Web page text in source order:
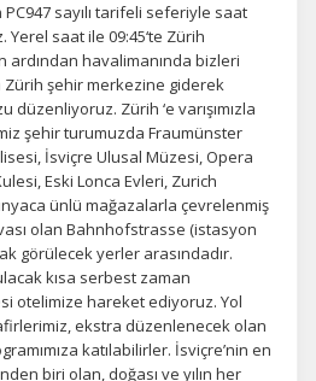
PC947 sayılı tarifeli seferiyle saat
Yerel saat ile 09:45‘te Zürih
ardından havalimanında bizleri
Zürih şehir merkezine giderek
Zürih ‘e varışımızla
şehir turumuzda Fraumünster
İsviçre Ulusal Müzesi, Opera
Eski Lonca Evleri, Zurich
ünlü mağazalarla çevrelenmiş
olan Bahnhofstrasse (istasyon
görülecek yerler arasındadır.
kısa serbest zaman
otelimize hareket ediyoruz. Yol
ekstra düzenlenecek olan
katılabilirler. İsviçre’nin en
biri olan, doğası ve yılın her